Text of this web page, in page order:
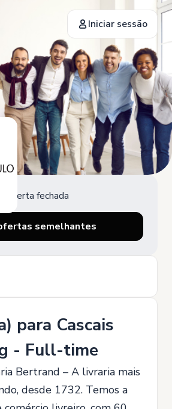
Iniciar sessão
Oferta fechada
semelhantes
para Cascais
- Full-time
Bertrand – A livraria mais
desde 1732. Temos a